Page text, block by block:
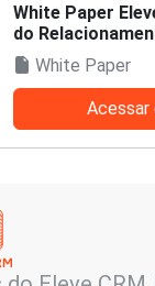
White Paper
do
White Paper